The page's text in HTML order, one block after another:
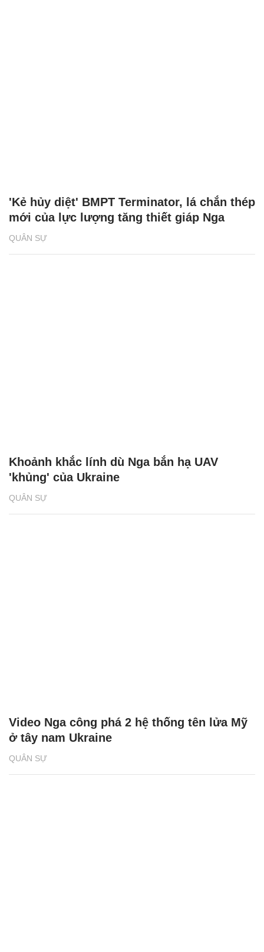
QUÂN SỰ
'Kẻ hủy diệt' BMPT Terminator, lá chắn thép
mới của lực lượng tăng thiết giáp Nga
QUÂN SỰ
Khoảnh khắc lính dù Nga bắn hạ UAV
'khủng' của Ukraine
QUÂN SỰ
Video Nga công phá 2 hệ thống tên lửa Mỹ
ở tây nam Ukraine